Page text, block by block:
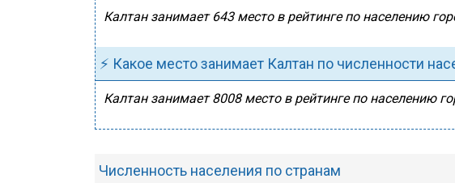
Калтан занимает 643 место в рейтинге по населению
⚡ Какое место занимает Калтан по численности
Калтан занимает 8008 место в рейтинге по населению
Численность населения по странам